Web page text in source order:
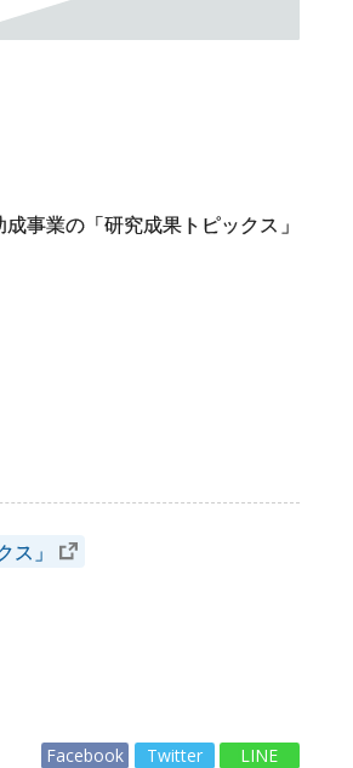
事業の「研究成果トピックス」
」
Facebook Twitter LINE